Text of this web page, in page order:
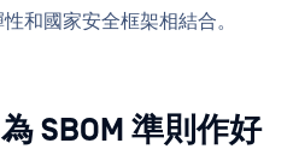
和國家安全框架相結合。
SBOM 準則作好